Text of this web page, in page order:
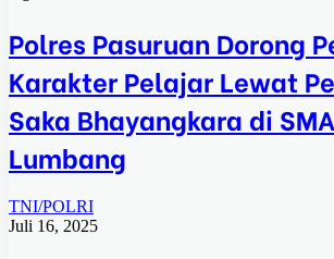
Polres Pasuruan Dorong
Karakter Pelajar Lewat
Saka Bhayangkara di
Lumbang
TNI/POLRI
Juli 16, 2025